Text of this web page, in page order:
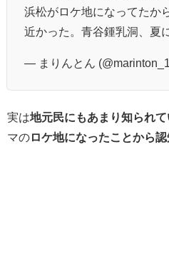
浜松がロケ地になってたか
近かった。青谷鍾乳洞、夏
— まりんとん
実は地元民にもあまり知られ
マのロケ地になったことから認